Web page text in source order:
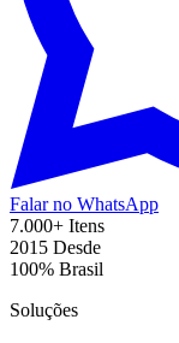
Falar no WhatsApp
7.000+ Itens
2015 Desde
100% Brasil
Soluções